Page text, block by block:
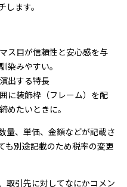
ます。
ス目が信頼性と安心感を与
染みやすい。
出する特長
に装飾枠（フレーム）を配
めたいときに。
量、単価、金額などが記載さ
も別途記載のため税率の変更
取引先に対してなにかコメン